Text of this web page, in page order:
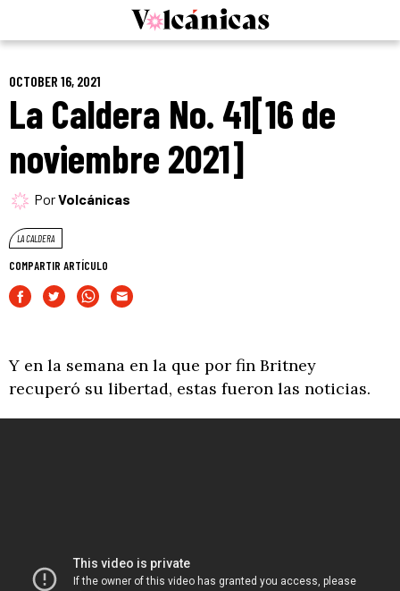
OCTOBER 16, 2021
La Caldera No. 41[16 de
noviembre 2021]
PorVolcánicas
LA CALDERA
COMPARTIR ARTÍCULO
Y en la semana en la que por fin Britney
recuperó su libertad, estas fueron las noticias.